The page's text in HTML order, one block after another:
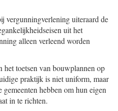
vergunningverlening uiteraard de
uit het
alleen verleend worden
toetsen van bouwplannen op
praktijk is niet uniform, maar
hebben om hun eigen
in te richten.